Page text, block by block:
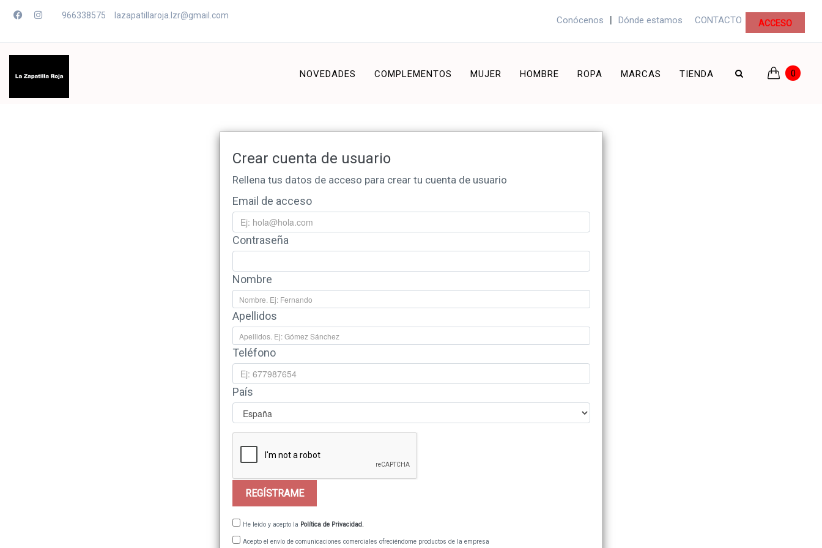
966338575 lazapatillaroja.lzr@gmail.com Conócenos | Dónde estamos CONTACTO ACCESO
NOVEDADES COMPLEMENTOS MUJER HOMBRE ROPA MARCAS TIENDA 0
Crear cuenta de usuario
Rellena tus datos de acceso para crear tu cuenta de usuario
Email de acceso
Contraseña
Nombre
Apellidos
Teléfono
País
REGÍSTRAME
He leído y acepto la Política de Privacidad.
Acepto el envío de comunicaciones comerciales ofreciéndome productos de la empresa